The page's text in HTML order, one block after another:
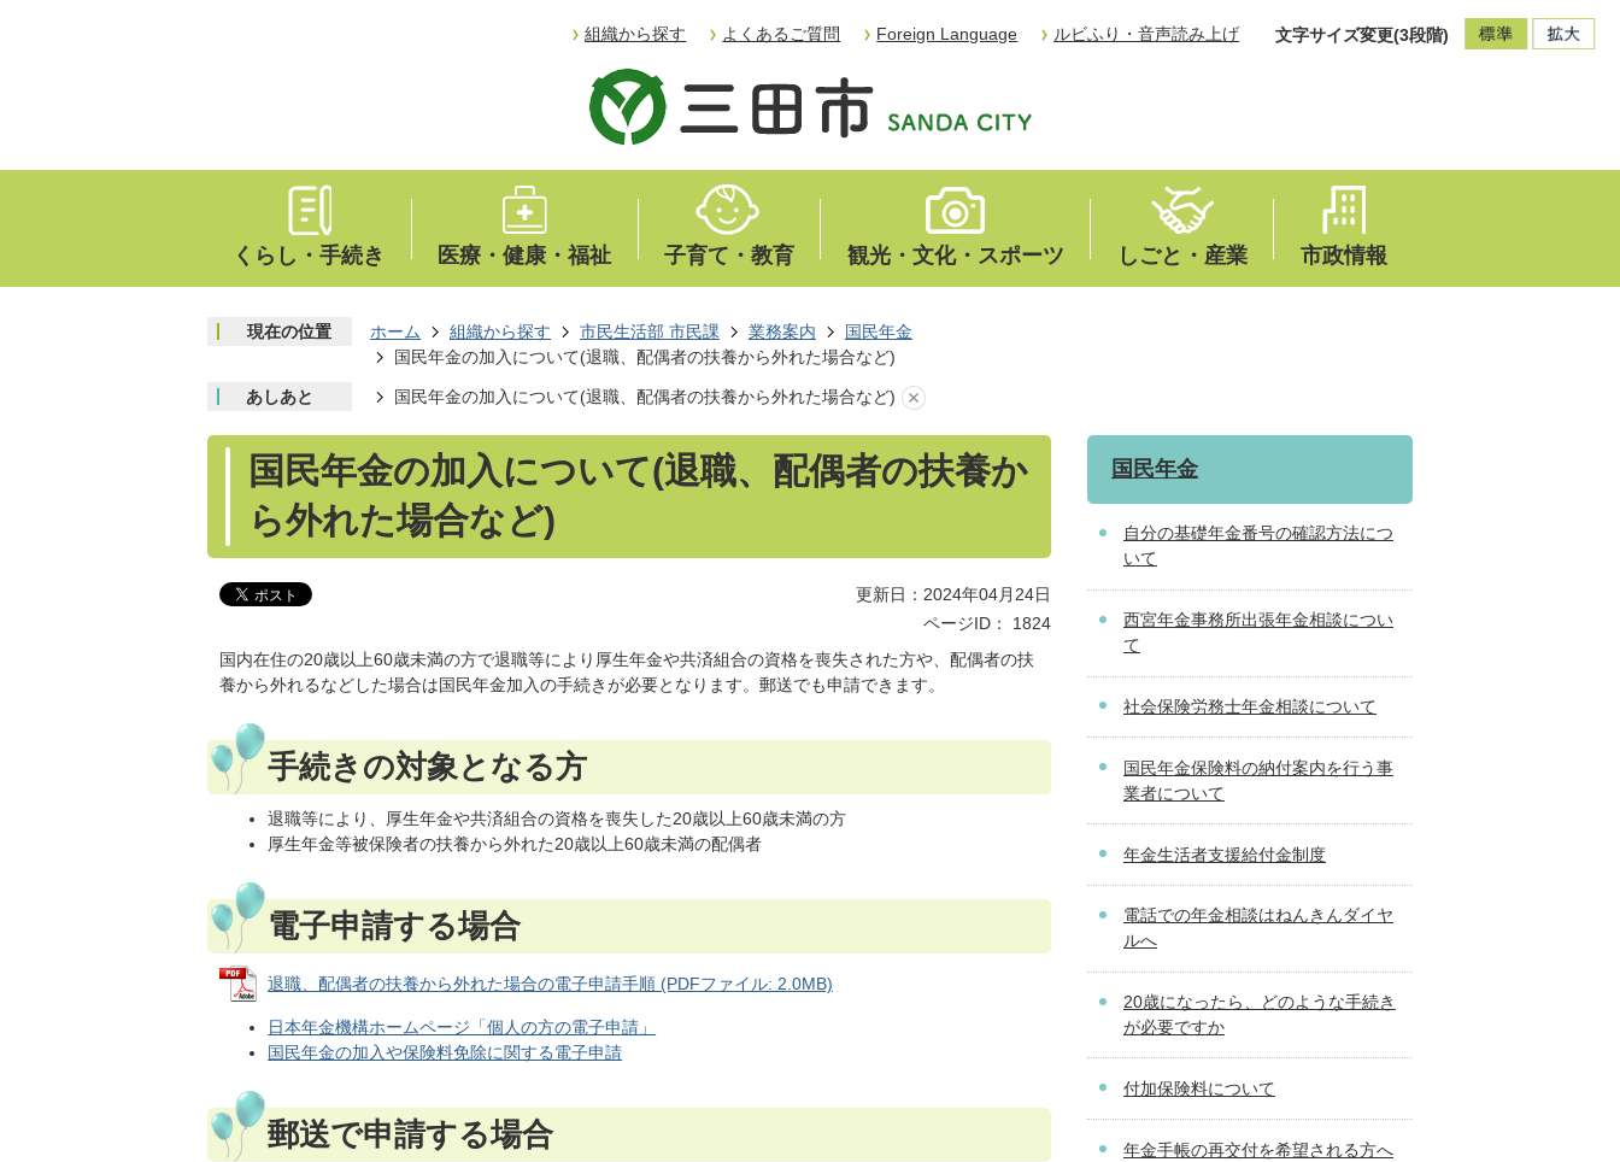
組織から探す よくあるご質問 Foreign Language ルビふり・音声読み上げ 文字サイズ変更(3段階)
くらし・手続き 医療・健康・福祉 子育て・教育 観光・文化・スポーツ しごと・産業 市政情報
現在の位置 ホーム 組織から探す 市民生活部 市民課 業務案内
国民年金
国民年金の加入について(退職、配偶者の扶養から外れた場合など)
あしあと 国民年金の加入について(退職、配偶者の扶養から外れた場合など)
国民年金の加入について(退職、配偶者の扶養か
ら外れた場合など)
更新日：2024年04月24日
ページID：
1824
国内在住の20歳以上60歳未満の方で退職等により厚生年金や共済組合の資格を喪失された方や、配偶者の扶
養から外れるなどした場合は国民年金加入の手続きが必要となります。郵送でも申請できます。
手続きの対象となる方
退職等により、厚生年金や共済組合の資格を喪失した20歳以上60歳未満の方
厚生年金等被保険者の扶養から外れた20歳以上60歳未満の配偶者
電子申請する場合
退職、配偶者の扶養から外れた場合の電子申請手順 (PDFファイル: 2.0MB)
日本年金機構ホームページ「個人の方の電子申請」
国民年金の加入や保険料免除に関する電子申請
郵送で申請する場合
国民年金
自分の基礎年金番号の確認方法につ
いて
西宮年金事務所出張年金相談につい
て
社会保険労務士年金相談について
国民年金保険料の納付案内を行う事
業者について
年金生活者支援給付金制度
電話での年金相談はねんきんダイヤ
ルへ
20歳になったら、どのような手続き
が必要ですか
付加保険料について
年金手帳の再交付を希望される方へ